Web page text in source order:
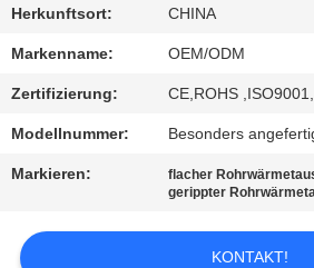
SIE
MIT
UNS
IN
VERBINDUNG
NACHRICHTEN
Herkunftsort: CHINA
Markenname: OEM/ODM
Zertifizierung: CE,ROHS
Modellnummer: Besonders
Markieren: flacher
gerippter
KONTAKT!